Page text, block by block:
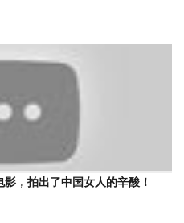
，拍出了中国女人的辛酸！